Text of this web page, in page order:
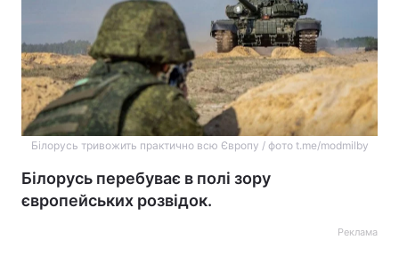
Білорусь тривожить практично всю Європу / фото t.me/modmilby
Білорусь перебуває в полі зору
європейських розвідок.
Реклама